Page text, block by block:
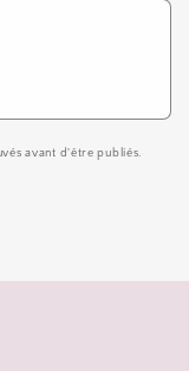
avant d'être publiés.